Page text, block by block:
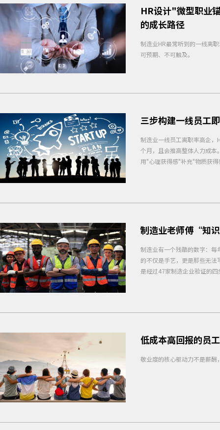
HR设计"微型职业
的成长路径
制造业HR最常听到的一线离
可预期、不可触及。
三步构建一线员工
制造业一线员工离职率高企
个月，且会推高整体人力成
用"心理获得感"补充"物质获
制造业老师傅“知
制造业有一个残酷的数字：
的不仅是手艺，更是那些无
是经过47家制造企业验证的四
低成本高回报的员
敬业度的核心驱动力不是薪酬